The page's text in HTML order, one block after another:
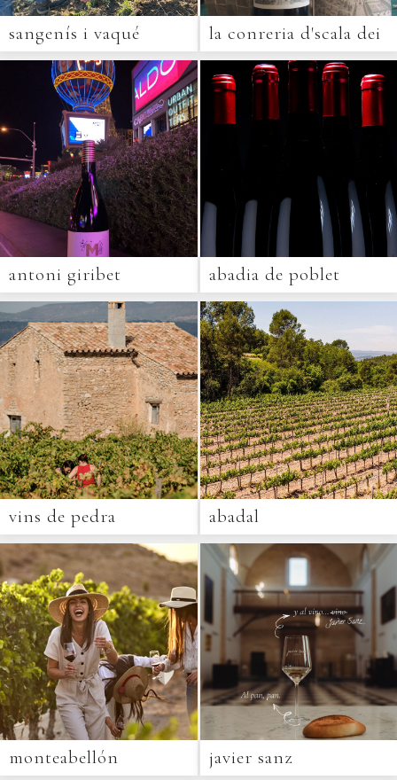
sangenís i vaqué la conreria d'scala dei
antoni giribet abadia de poblet
vins de pedra abadal
monteabellón javier sanz